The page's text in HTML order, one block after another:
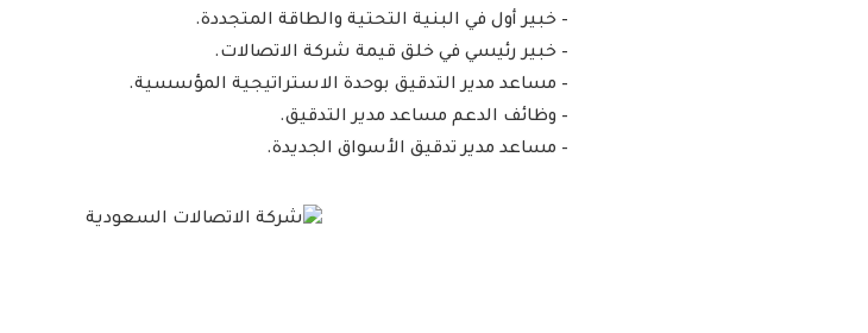
– خبير أول في البنية التحتية والطاقة المتجددة.
– خبير رئيسي في خلق قيمة شركة الاتصالات.
– مساعد مدير التدقيق بوحدة الاستراتيجية المؤسسية.
– وظائف الدعم مساعد مدير التدقيق.
– مساعد مدير تدقيق الأسواق الجديدة.